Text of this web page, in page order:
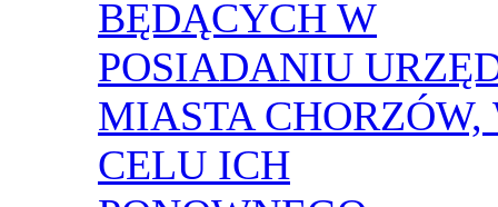
BĘDĄCYCH W
POSIADANIU
MIASTA CHORZÓW,
CELU ICH